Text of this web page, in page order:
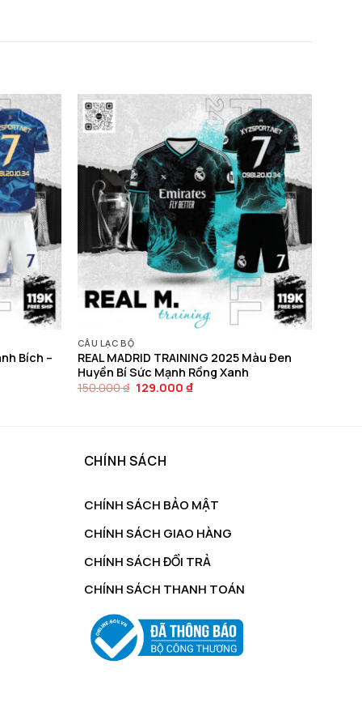
Bích –
CÂU LẠC BỘ
REAL MADRID TRAINING 2025 Màu Đen
Huyền Bí Sức Mạnh Rồng Xanh
150.000₫ Giá
129.000₫Giá
CHÍNH SÁCH
CHÍNH SÁCH BẢO MẬT
CHÍNH SÁCH GIAO HÀNG
CHÍNH SÁCH ĐỔI TRẢ
CHÍNH SÁCH THANH TOÁN